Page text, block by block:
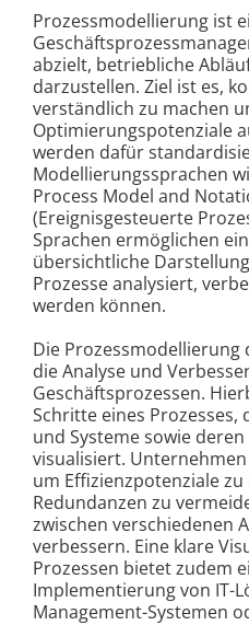
Karriere
Über uns
Kontakt
Prozessmodellierung ist
abzielt, betriebliche
darzustellen. Ziel ist es,
verständlich zu machen
Optimierungspotenziale
werden dafür
Modellierungssprachen
Process Model and
(Ereignisgesteuerte
Sprachen ermöglichen
übersichtliche
Prozesse analysiert,
werden können.
Die
die Analyse und
Geschäftsprozessen.
Schritte eines
und Systeme sowie
visualisiert.
um Effizienzpotenziale
Redundanzen zu
zwischen verschiedenen
verbessern. Eine klare
Prozessen bietet zudem
Implementierung von IT-
Management-Systemen